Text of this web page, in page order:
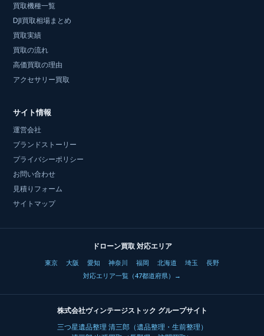
買取機種一覧
DJI買取相場まとめ
買取実績
買取の流れ
高価買取の理由
アクセサリー買取
サイト情報
運営会社
ブランドストーリー
プライバシーポリシー
お問い合わせ
見積りフォーム
サイトマップ
ドローン買取 対応エリア
東京
大阪 愛知 神奈川 福岡 北海道 埼玉
長野
対応エリア一覧（47都道府県）→
株式会社ヴィンテージストック グループサイト
三つ星遺品整理 清三郎（遺品整理・生前整理）